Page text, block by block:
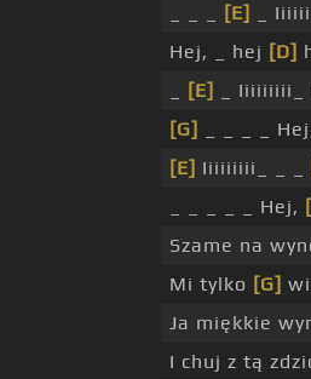
[E] _
Hej, _ hej [D]
[E]
_ Iiiiiiiii_
[G]
_ _ _ _
[E] Iiiiiiiii_ _ _
_ _ _ _ _ Hej,
Szame na
Mi tylko [G]
Ja miękkie
I chuj z tą